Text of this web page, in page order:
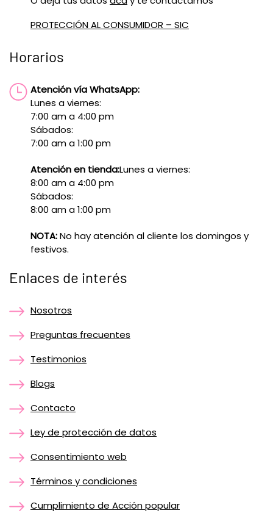
PROTECCIÓN AL CONSUMIDOR – SIC
Horarios
Atención vía WhatsApp:
Lunes a viernes:
7:00 am a 4:00 pm
Sábados:
7:00 am a 1:00 pm
Atención en tienda:Lunes a viernes:
8:00 am a 4:00 pm
Sábados:
8:00 am a 1:00 pm
NOTA:No hay atención al cliente los domingos y
festivos.
Enlaces de interés
Nosotros
Preguntas frecuentes
Testimonios
Blogs
Contacto
Ley de protección de datos
Consentimiento web
Términos y condiciones
Cumplimiento de Acción popular